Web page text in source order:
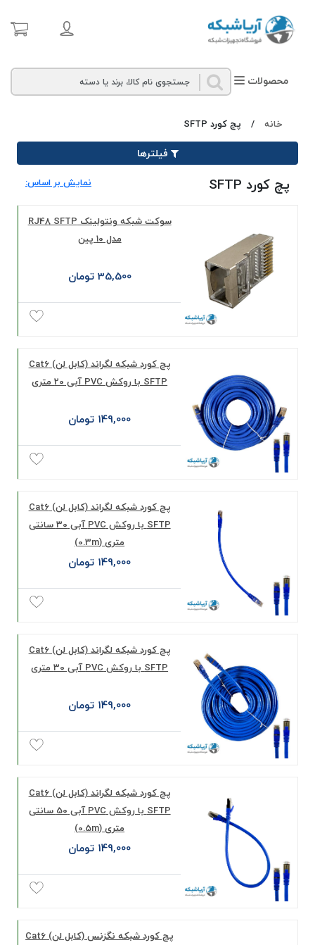
محصولات
خانه / پچ کورد SFTP
فیلترها
پچ کورد SFTP نمایش بر اساس:
سوکت شبکه ونتولینک RJ48 SFTP
مدل 10 پین
35,500 تومان
پچ کورد شبکه لگراند (کابل لن) Cat6
SFTP با روکش PVC آبی 20 متری
149,000 تومان
پچ کورد شبکه لگراند (کابل لن) Cat6
SFTP با روکش PVC آبی 30 سانتی
متری (0.3m)
149,000 تومان
پچ کورد شبکه لگراند (کابل لن) Cat6
SFTP با روکش PVC آبی 30 متری
149,000 تومان
پچ کورد شبکه لگراند (کابل لن) Cat6
SFTP با روکش PVC آبی 50 سانتی
متری (0.5m)
149,000 تومان
پچ کورد شبکه نگزنس (کابل لن) Cat6